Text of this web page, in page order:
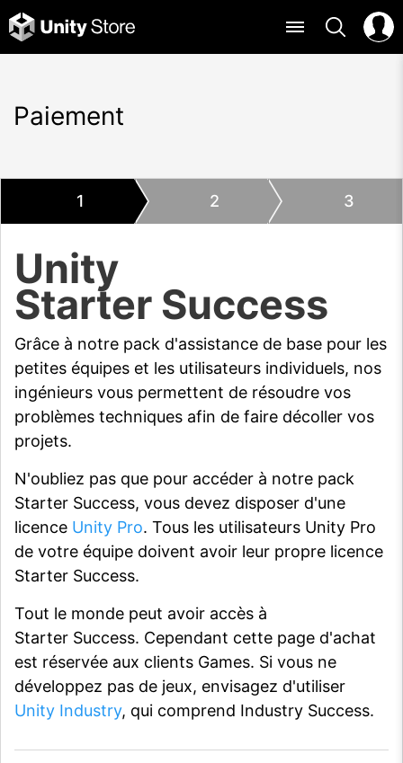
Paiement
1 2 3
Unity
Starter Success
Grâce à notre pack d'assistance de base pour les
petites équipes et les utilisateurs individuels, nos
ingénieurs vous permettent de résoudre vos
problèmes techniques afin de faire décoller vos
projets.
N'oubliez pas que pour accéder à notre pack
Starter Success, vous devez disposer d'une
licence Unity Pro. Tous les utilisateurs Unity Pro
de votre équipe doivent avoir leur propre licence
Starter Success.
Tout le monde peut avoir accès à
Starter Success. Cependant cette page d'achat
est réservée aux clients Games. Si vous ne
développez pas de jeux, envisagez d'utiliser
Unity Industry, qui comprend Industry Success.